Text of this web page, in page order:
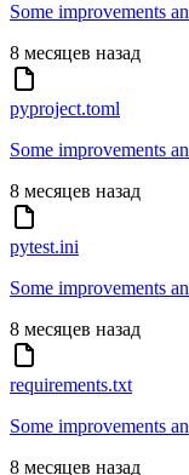
Some improvements
8 месяцев назад
pyproject.toml
Some improvements
8 месяцев назад
pytest.ini
Some improvements
8 месяцев назад
requirements.txt
Some improvements
8 месяцев назад